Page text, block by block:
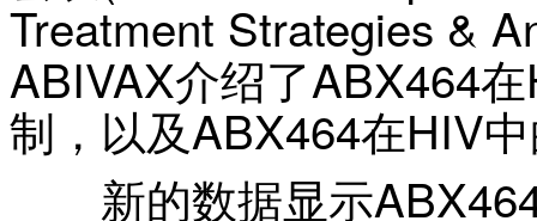
Treatment Strategies &
ABIVAX介绍了ABX464
制，以及ABX464在HIV
新的数据显示ABX464